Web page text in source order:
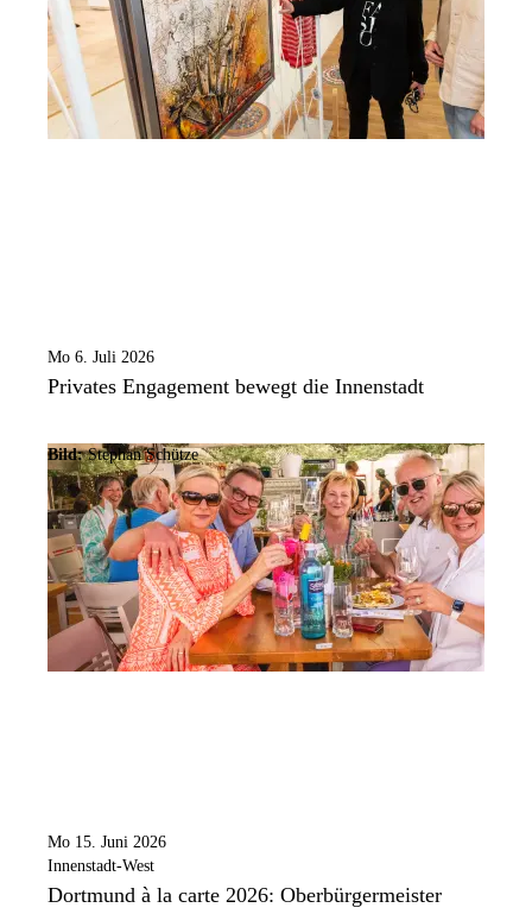
Mo 6. Juli 2026
Privates Engagement bewegt die Innenstadt
Bild: Stephan Schütze
Mo 15. Juni 2026
Innenstadt-West
Dortmund à la carte 2026: Oberbürgermeister